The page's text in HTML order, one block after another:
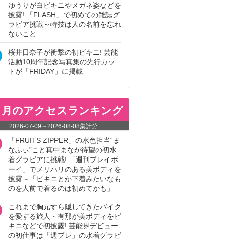
ゆうりが白ビキニやメガネ姿などを
披露! 「FLASH」で初めての雑誌グ
ラビア挑戦～特技は人の名前を忘れ
ないこと
桜井日奈子が衝撃の初ビキニ! 芸能
活動10周年記念写真集の先行カッ
トが「FRIDAY」に掲載
のアクセスランキング
2026-07-09 ～2026-08-08集計分
「FRUITS ZIPPER」の水色担当“ま
なふぃ”こと真中まなが待望の初水
着グラビアに挑戦! 「週刊プレイボ
ーイ」でメリハリのある美ボディを
披露～「ビキニとか下着みたいなも
のを人前で着るのは初めてかも」
これまで胸元すら隠してきたバイク
を愛する旅人・有那が美ボディをビ
キニなどで初披露! 芸能界デビュー
の初仕事は「週プレ」の水着グラビ